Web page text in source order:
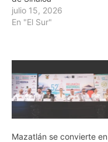
julio 15, 2026
En "El Sur"
Mazatlán se convierte en